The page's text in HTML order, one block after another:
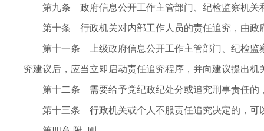
第九条 政府信息公开工作主管部门、纪检监察机关和
第十条 行政机关对内部工作人员的责任追究，由政府
第十一条 上级政府信息公开工作主管部门、纪检监察
究建议后，应当立即启动责任追究程序，并向建议提出机
第十二条 需要给予党纪政纪处分或追究刑事责任的
第十三条 行政机关或个人不服责任追究决定的，可以